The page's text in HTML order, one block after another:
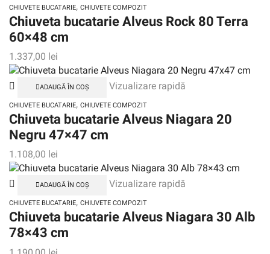
CHIUVETE BUCATARIE, CHIUVETE COMPOZIT
Chiuveta bucatarie Alveus Rock 80 Terra
60×48 cm
1.337,00 lei
ADAUGĂ ÎN COȘ Vizualizare rapidă
CHIUVETE BUCATARIE, CHIUVETE COMPOZIT
Chiuveta bucatarie Alveus Niagara 20
Negru 47×47 cm
1.108,00 lei
ADAUGĂ ÎN COȘ Vizualizare rapidă
CHIUVETE BUCATARIE, CHIUVETE COMPOZIT
Chiuveta bucatarie Alveus Niagara 30 Alb
78×43 cm